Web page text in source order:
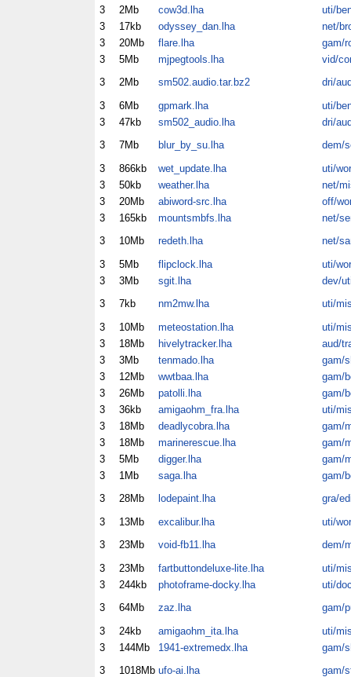
3
2Mb cow3d.lha
uti/
3
17kb odyssey_dan.lha
net/
3
20Mb flare.lha
gam/
3
5Mb mjpegtools.lha
vid/
3
2Mb sm502.audio.tar.bz2
dri/
3
6Mb gpmark.lha
uti/
3
47kb sm502_audio.lha
dri/
3
7Mb blur_by_su.lha
dem/
3
866kb wet_update.lha
uti/wor
3
50kb weather.lha
net/
3
20Mb abiword-src.lha
off/
3
165kb mountsmbfs.lha
net/
3
10Mb redeth.lha
net/
3
5Mb flipclock.lha
uti/wor
3
3Mb sgit.lha
dev/
3
7kb nm2mw.lha
uti/
3
10Mb meteostation.lha
uti/
3
18Mb hivelytracker.lha
aud/
3
3Mb tenmado.lha
gam/
3
12Mb wwtbaa.lha
gam/
3
26Mb patolli.lha
gam/
3
36kb amigaohm_fra.lha
uti/
3
18Mb deadlycobra.lha
gam/
3
18Mb marinerescue.lha
gam/
3
5Mb digger.lha
gam/
3
1Mb saga.lha
gam/
3
28Mb lodepaint.lha
gra/
3
13Mb excalibur.lha
uti/wor
3
23Mb void-fb11.lha
dem/
3
23Mb fartbuttondeluxe-lite.lha
uti/
3
244kb photoframe-docky.lha
uti/
3
64Mb zaz.lha
gam/
3
24kb amigaohm_ita.lha
uti/
3
144Mb 1941-extremedx.lha
gam/
3
1018Mb ufo-ai.lha
gam/